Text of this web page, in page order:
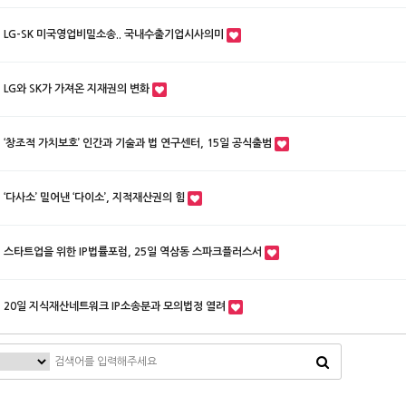
LG-SK 미국영업비밀소송.. 국내수출기업시사의미
LG와 SK가 가져온 지재권의 변화
‘창조적 가치보호’ 인간과 기술과 법 연구센터, 15일 공식출범
‘다사소’ 밀어낸 ‘다이소’, 지적재산권의 힘
스타트업을 위한 IP법률포럼, 25일 역삼동 스파크플러스서
20일 지식재산네트워크 IP소송분과 모의법정 열려